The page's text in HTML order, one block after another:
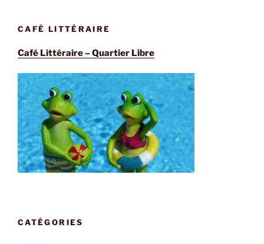
CAFÉ LITTÉRAIRE
Café Littéraire – Quartier Libre
CATÉGORIES